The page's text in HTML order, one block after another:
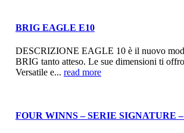
BRIG EAGLE E10
DESCRIZIONE EAGLE 10 è il nuovo
BRIG tanto atteso. Le sue dimensioni ti
Versatile e... read more
FOUR WINNS – SERIE SIGNATURE –